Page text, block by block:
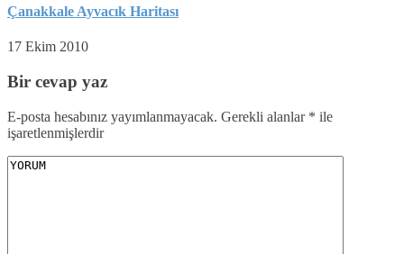
Çanakkale Ayvacık Haritası
17 Ekim 2010
Bir cevap yaz
E-posta hesabınız yayımlanmayacak. Gerekli alanlar * ile
işaretlenmişlerdir